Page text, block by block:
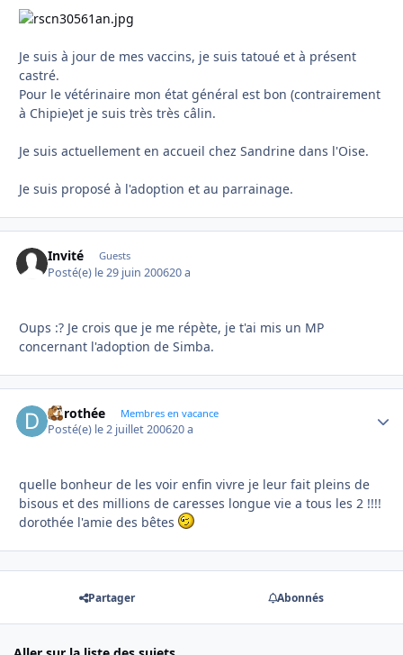
Je suis à jour de mes vaccins, je suis tatoué et à présent
castré.
Pour le vétérinaire mon état général est bon (contrairement
à Chipie)et je suis très très câlin.
Je suis actuellement en accueil chez Sandrine dans l'Oise.
Je suis proposé à l'adoption et au parrainage.
Invité Guests
Posté(e) le 29 juin 200620 a
Oups :? Je crois que je me répète, je t'ai mis un MP
concernant l'adoption de Simba.
dorothée Membres en vacance
Posté(e) le 2 juillet 200620 a
quelle bonheur de les voir enfin vivre je leur fait pleins de
bisous et des millions de caresses longue vie a tous les 2 !!!!
dorothée l'amie des bêtes
Partager Abonnés